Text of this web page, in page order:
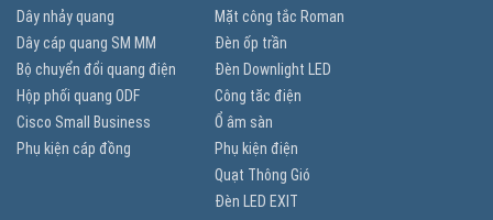
Dây nhảy quang
Dây cáp quang SM MM
Bộ chuyển đổi quang điện
Hộp phối quang ODF
Cisco Small Business
Phụ kiện cáp đồng
Mặt công tắc Roman
Đèn ốp trần
Đèn Downlight LED
Công tăc điện
Ổ âm sàn
Phụ kiện điện
Quạt Thông Gió
Đèn LED EXIT